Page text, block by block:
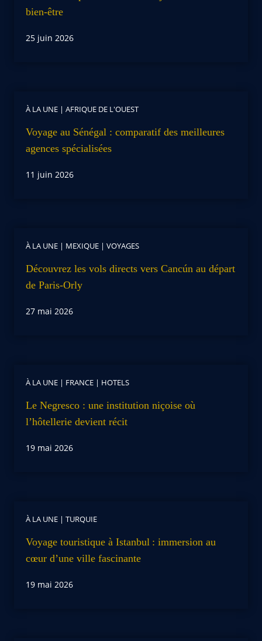
bien-être
25 juin 2026
À LA UNE | AFRIQUE DE L'OUEST
Voyage au Sénégal : comparatif des meilleures
agences spécialisées
11 juin 2026
À LA UNE | MEXIQUE | VOYAGES
Découvrez les vols directs vers Cancún au départ
de Paris-Orly
27 mai 2026
À LA UNE | FRANCE | HOTELS
Le Negresco : une institution niçoise où
l’hôtellerie devient récit
19 mai 2026
À LA UNE | TURQUIE
Voyage touristique à Istanbul : immersion au
cœur d’une ville fascinante
19 mai 2026